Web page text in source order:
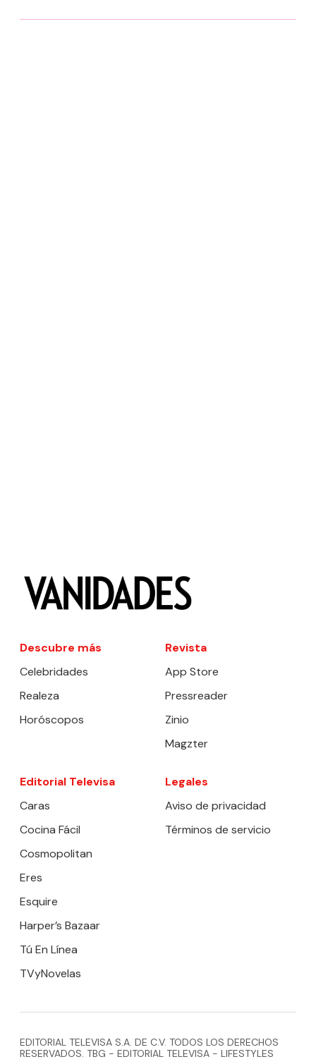
Descubre más
Celebridades
Realeza
Horóscopos
Revista
App Store
Pressreader
Zinio
Magzter
Editorial Televisa
Caras
Cocina Fácil
Cosmopolitan
Eres
Esquire
Harper’s Bazaar
Tú En Línea
TVyNovelas
Legales
Aviso de privacidad
Términos de servicio
EDITORIAL TELEVISA S.A. DE C.V. TODOS LOS DERECHOS
RESERVADOS. TBG - EDITORIAL TELEVISA - LIFESTYLES